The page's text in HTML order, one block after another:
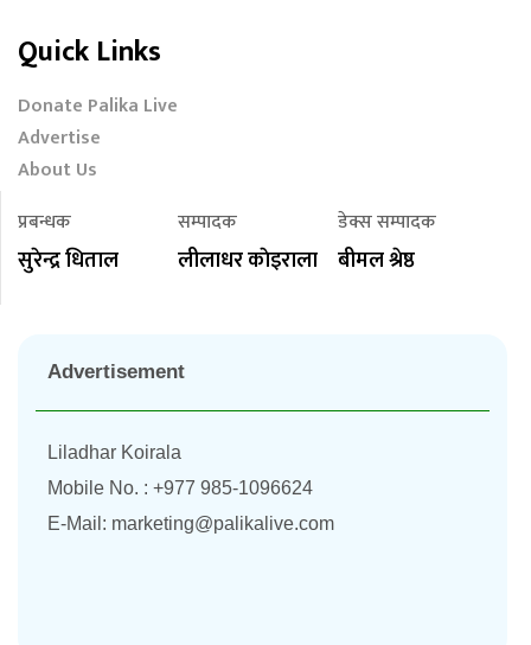
Quick Links
Donate Palika Live
Advertise
About Us
प्रबन्धक
सुरेन्द्र धिताल
सम्पादक
लीलाधर काेइराला
डेक्स सम्पादक
बीमल श्रेष्ठ
Advertisement
Liladhar Koirala
Mobile No. : +977 985-1096624
E-Mail: marketing@palikalive.com